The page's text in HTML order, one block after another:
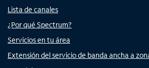
Lista de canales
¿Por qué Spectrum?
Servicios en tu área
Extensión del servicio de banda ancha a